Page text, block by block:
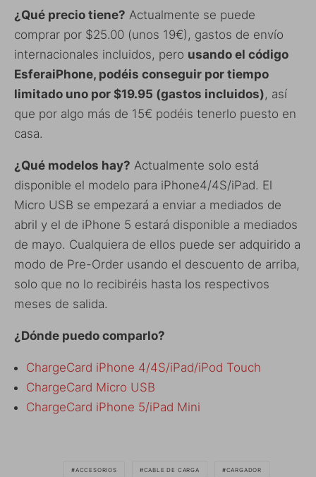
¿Qué precio tiene? Actualmente se puede
comprar por $25.00 (unos 19€), gastos de envío
internacionales incluidos, pero usando el código
EsferaiPhone, podéis conseguir por tiempo
limitado uno por $19.95 (gastos incluidos), así
que por algo más de 15€ podéis tenerlo puesto en
casa.
¿Qué modelos hay? Actualmente solo está
disponible el modelo para iPhone4/4S/iPad. El
Micro USB se empezará a enviar a mediados de
abril y el de iPhone 5 estará disponible a mediados
de mayo. Cualquiera de ellos puede ser adquirido a
modo de Pre-Order usando el descuento de arriba,
solo que no lo recibiréis hasta los respectivos
meses de salida.
¿Dónde puedo comparlo?
ChargeCard iPhone 4/4S/iPad/iPod Touch
ChargeCard Micro USB
ChargeCard iPhone 5/iPad Mini
ACCESORIOS CABLE DE CARGA CARGADOR